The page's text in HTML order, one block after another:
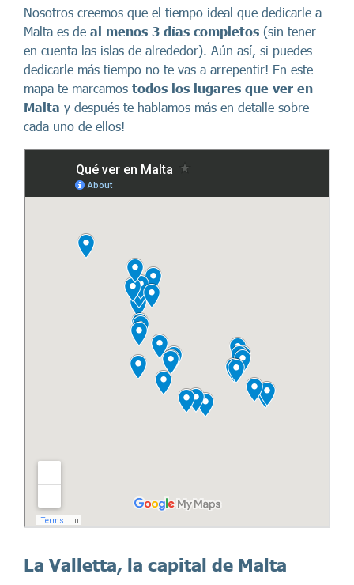
Nosotros creemos que el tiempo ideal que dedicarle a
Malta es de al menos 3 días completos (sin tener
en cuenta las islas de alrededor). Aún así, si puedes
dedicarle más tiempo no te vas a arrepentir! En este
mapa te marcamos todos los lugares que ver en
Malta y después te hablamos más en detalle sobre
cada uno de ellos!
La Valletta, la capital de Malta